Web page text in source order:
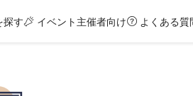
探す イベント主催者向け よくある質